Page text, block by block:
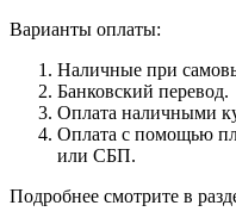
Варианты оплаты:
Наличные при
Банковский перевод.
Оплата наличными
Оплата с помощью
или СБП.
Подробнее смотрите в